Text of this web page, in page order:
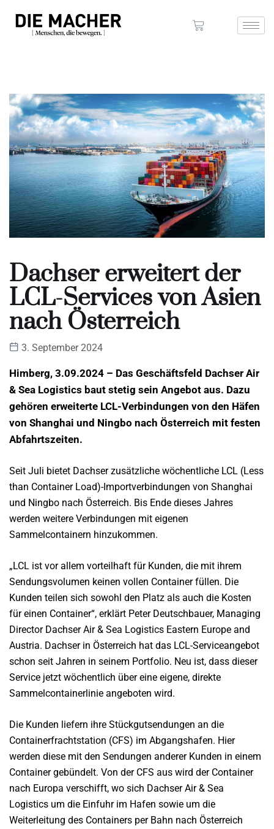
Dachser erweitert der
LCL-Services von Asien
nach Österreich
3. September 2024
Himberg, 3.09.2024 – Das Geschäftsfeld Dachser Air
& Sea Logistics baut stetig sein Angebot aus. Dazu
gehören erweiterte LCL-Verbindungen von den Häfen
von Shanghai und Ningbo nach Österreich mit festen
Abfahrtszeiten.
Seit Juli bietet Dachser zusätzliche wöchentliche LCL (Less
than Container Load)-Importverbindungen von Shanghai
und Ningbo nach Österreich. Bis Ende dieses Jahres
werden weitere Verbindungen mit eigenen
Sammelcontainern hinzukommen.
„LCL ist vor allem vorteilhaft für Kunden, die mit ihrem
Sendungsvolumen keinen vollen Container füllen. Die
Kunden teilen sich sowohl den Platz als auch die Kosten
für einen Container“, erklärt Peter Deutschbauer, Managing
Director Dachser Air & Sea Logistics Eastern Europe and
Austria. Dachser in Österreich hat das LCL-Serviceangebot
schon seit Jahren in seinem Portfolio. Neu ist, dass dieser
Service jetzt wöchentlich über eine eigene, direkte
Sammelcontainerlinie angeboten wird.
Die Kunden liefern ihre Stückgutsendungen an die
Containerfrachtstation (CFS) im Abgangshafen. Hier
werden diese mit den Sendungen anderer Kunden in einem
Container gebündelt. Von der CFS aus wird der Container
nach Europa verschifft, wo sich Dachser Air & Sea
Logistics um die Einfuhr im Hafen sowie um die
Weiterleitung des Containers per Bahn nach Österreich